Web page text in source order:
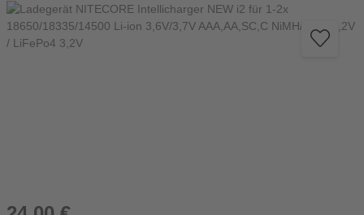
Bildergalerie überspringen
Regulärer Preis: